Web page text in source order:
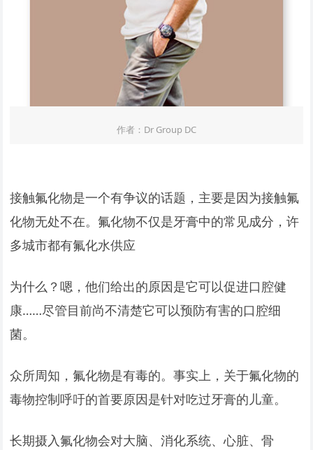
作者：Dr Group DC
接触氟化物是一个有争议的话题，主要是因为接触氟
化物无处不在。氟化物不仅是牙膏中的常见成分，许
多城市都有氟化水供应
为什么？嗯，他们给出的原因是它可以促进口腔健
康……尽管目前尚不清楚它可以预防有害的口腔细
菌。
众所周知，氟化物是有毒的。事实上，关于氟化物的
毒物控制呼吁的首要原因是针对吃过牙膏的儿童。
长期摄入氟化物会对大脑、消化系统、心脏、骨